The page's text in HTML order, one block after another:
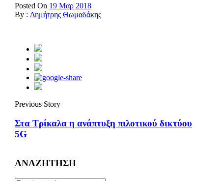
Posted On 19 Μαρ 2018
By : Δημήτρης Θωμαδάκης
Previous Story
Στα Τρίκαλα η ανάπτυξη πιλοτικού δικτύου
5G
ΑΝΑΖΗΤΗΣΗ